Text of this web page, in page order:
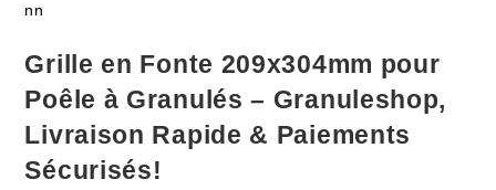
nn
Grille en Fonte 209x304mm pour
Poêle à Granulés – Granuleshop,
Livraison Rapide & Paiements
Sécurisés!